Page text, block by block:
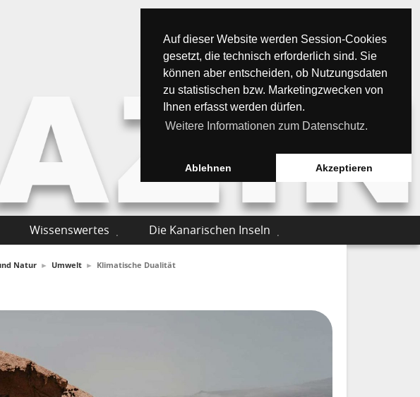
Auf dieser Website werden Session-Cookies
gesetzt, die technisch erforderlich sind. Sie
können aber entscheiden, ob Nutzungsdaten
zu statistischen bzw. Marketingzwecken von
Ihnen erfasst werden dürfen.
Weitere Informationen zum Datenschutz.
Ablehnen Akzeptieren
Wissenswertes Die Kanarischen Inseln
Natur ► Umwelt ► Klimatische Dualität